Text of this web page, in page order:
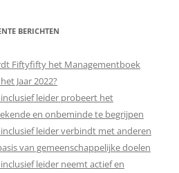
BERICHTEN
Fiftyfifty het Managementboek
Jaar 2022?
inclusief leider probeert het
en onbeminde te begrijpen
inclusief leider verbindt met anderen
van gemeenschappelijke doelen
inclusief leider neemt actief en